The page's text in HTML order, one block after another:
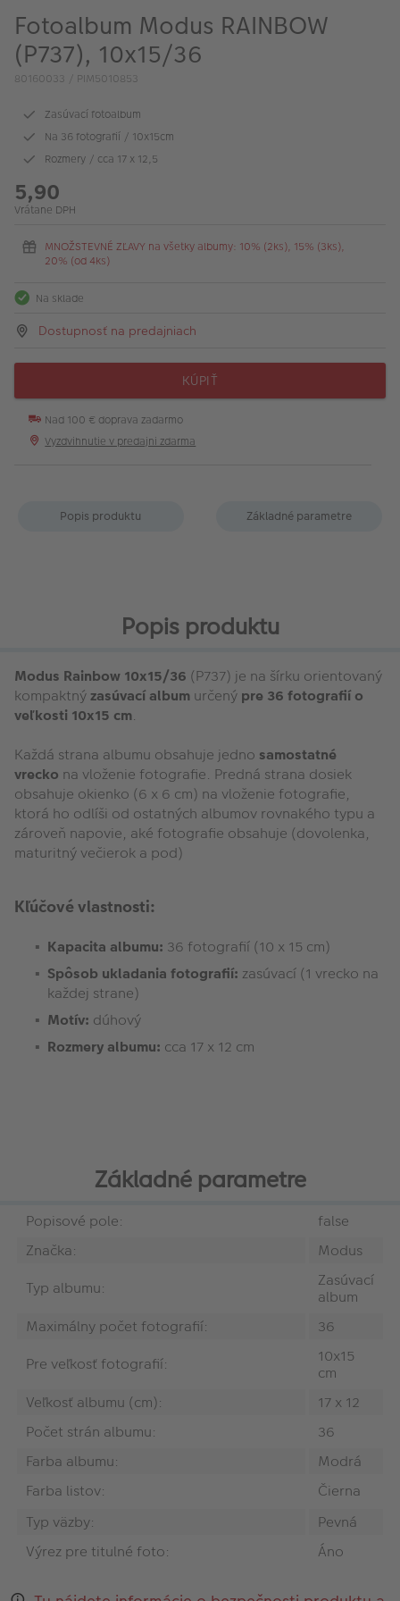
Fotoalbum Modus RAINBOW
(P737), 10x15/36
80160033 / PIM5010853
Zasúvací fotoalbum
Na 36 fotografií / 10x15cm
Rozmery / cca 17 x 12,5
5,90
Vrátane DPH
MNOŽSTEVNÉ ZĽAVY na všetky albumy: 10% (2ks), 15% (3ks),
20% (od 4ks)
Na sklade
Dostupnosť na predajniach
KÚPIŤ
Nad 100 € doprava zadarmo
Vyzdvihnutie v predajni zdarma
Popis produktu Základné parametre
Popis produktu
Modus Rainbow 10x15/36 (P737) je na šírku orientovaný
kompaktnýzasúvací album určený pre 36 fotografií o
veľkosti 10x15 cm.
Každá strana albumu obsahuje jedno samostatné
vrecko na vloženie fotografie. Predná strana dosiek
obsahuje okienko (6 x 6 cm) na vloženie fotografie,
ktorá ho odlíši od ostatných albumov rovnakého typu a
zároveň napovie, aké fotografie obsahuje (dovolenka,
maturitný večierok a pod)
Kľúčové vlastnosti:
Kapacita albumu: 36 fotografií (10 x 15 cm)
Spôsob ukladania fotografií: zasúvací (1 vrecko na
každej strane)
Motív: dúhový
Rozmery albumu: cca 17 x 12 cm
Základné parametre
Popisové pole:
false
Značka:
Modus
Typ albumu:
Zasúvací
album
Maximálny počet fotografií:
36
Pre veľkosť fotografií:
10x15
cm
Veľkosť albumu (cm):
17 x 12
Počet strán albumu:
36
Farba albumu:
Modrá
Farba listov:
Čierna
Typ väzby:
Pevná
Výrez pre titulné foto:
Áno